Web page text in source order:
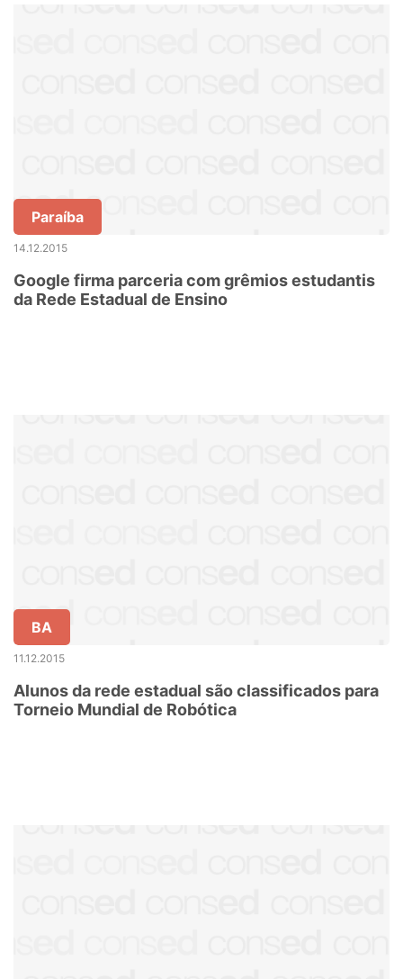
Paraíba
14.12.2015
Google firma parceria com grêmios estudantis
da Rede Estadual de Ensino
BA
11.12.2015
Alunos da rede estadual são classificados para
Torneio Mundial de Robótica